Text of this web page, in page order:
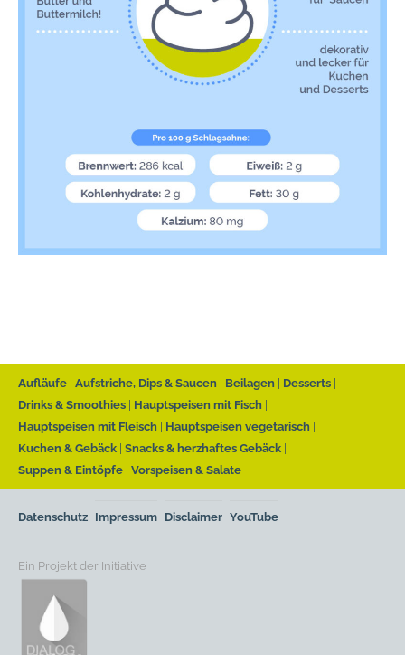
Aufläufe Aufstriche, Dips & Saucen Beilagen
Desserts
Drinks & Smoothies
Hauptspeisen mit Fisch
Hauptspeisen mit Fleisch
Hauptspeisen vegetarisch
Kuchen & Gebäck Snacks & herzhaftes Gebäck
Suppen & Eintöpfe Vorspeisen & Salate
Datenschutz Impressum Disclaimer YouTube
Ein Projekt der Initiative